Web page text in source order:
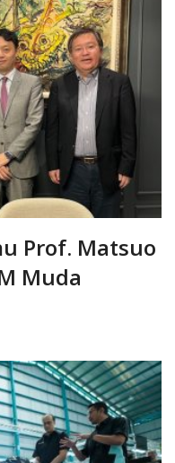
Prof. Matsuo
Muda